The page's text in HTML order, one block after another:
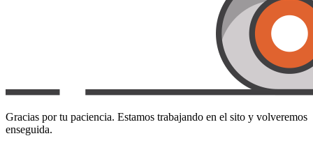
Gracias por tu paciencia. Estamos trabajando en el sito y volveremos
enseguida.